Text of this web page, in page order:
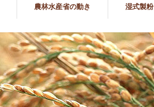
農林水産省の動き 湿式製粉